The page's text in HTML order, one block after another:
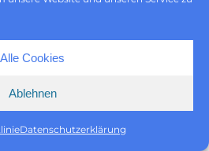
Alle Cookies
Ablehnen
Datenschutzerklärung